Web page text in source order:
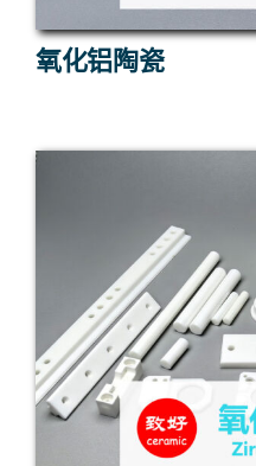
氧化铝陶瓷